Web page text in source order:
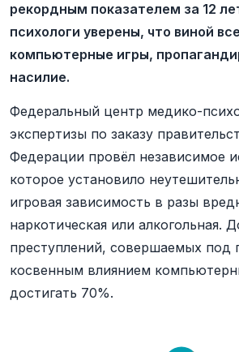
рекордным показателем за 12
психологи уверены, что виной
компьютерные игры,
насилие.
Федеральный центр медико-
экспертизы по заказу
Федерации провёл независимое
которое установило
игровая зависимость в разы
наркотическая или алкогольная.
преступлений, совершаемых под
косвенным влиянием
достигать 70%.